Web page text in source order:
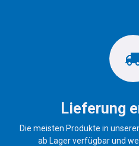
Lieferung
Die meisten Produkte in
ab Lager verfügbar und